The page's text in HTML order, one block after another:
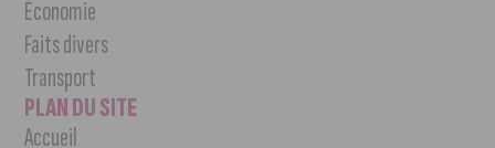
Économie
Faits divers
Transport
PLAN DU SITE
Accueil